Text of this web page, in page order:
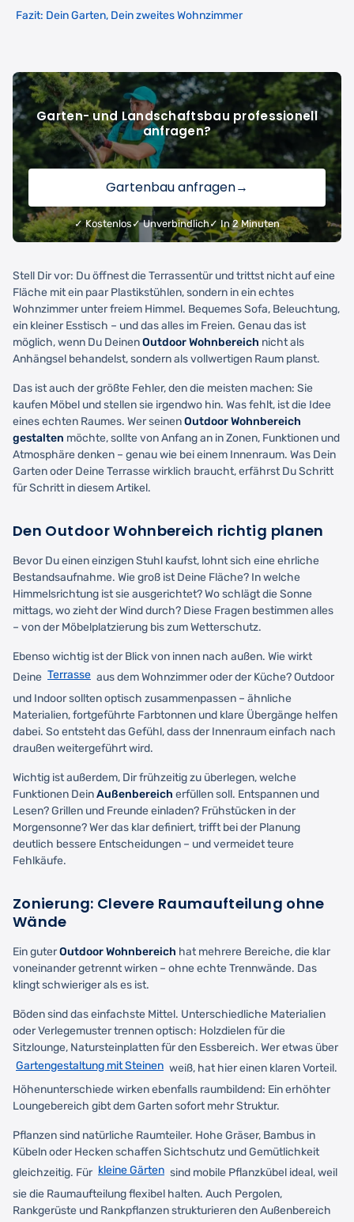
Fazit: Dein Garten, Dein zweites Wohnzimmer
Garten- und Landschaftsbau professionell
anfragen?
Gartenbau anfragen→
✓ Kostenlos ✓ Unverbindlich✓ In 2 Minuten
Stell Dir vor: Du öffnest die Terrassentür und trittst nicht auf eine
Fläche mit ein paar Plastikstühlen, sondern in ein echtes
Wohnzimmer unter freiem Himmel. Bequemes Sofa, Beleuchtung,
ein kleiner Esstisch – und das alles im Freien. Genau das ist
möglich, wenn Du DeinenOutdoor Wohnbereich nicht als
Anhängsel behandelst, sondern als vollwertigen Raum planst.
Das ist auch der größte Fehler, den die meisten machen: Sie
kaufen Möbel und stellen sie irgendwo hin. Was fehlt, ist die Idee
eines echten Raumes. Wer seinenOutdoor Wohnbereich
gestalten möchte, sollte von Anfang an in Zonen, Funktionen und
Atmosphäre denken – genau wie bei einem Innenraum. Was Dein
Garten oder Deine Terrasse wirklich braucht, erfährst Du Schritt
für Schritt in diesem Artikel.
Den Outdoor Wohnbereich richtig planen
Bevor Du einen einzigen Stuhl kaufst, lohnt sich eine ehrliche
Bestandsaufnahme. Wie groß ist Deine Fläche? In welche
Himmelsrichtung ist sie ausgerichtet? Wo schlägt die Sonne
mittags, wo zieht der Wind durch? Diese Fragen bestimmen alles
– von der Möbelplatzierung bis zum Wetterschutz.
Ebenso wichtig ist der Blick von innen nach außen. Wie wirkt
Deine Terrasse aus dem Wohnzimmer oder der Küche? Outdoor
und Indoor sollten optisch zusammenpassen – ähnliche
Materialien, fortgeführte Farbtonnen und klare Übergänge helfen
dabei. So entsteht das Gefühl, dass der Innenraum einfach nach
draußen weitergeführt wird.
Wichtig ist außerdem, Dir frühzeitig zu überlegen, welche
Funktionen DeinAußenbereich erfüllen soll. Entspannen und
Lesen? Grillen und Freunde einladen? Frühstücken in der
Morgensonne? Wer das klar definiert, trifft bei der Planung
deutlich bessere Entscheidungen – und vermeidet teure
Fehlkäufe.
Zonierung: Clevere Raumaufteilung ohne
Wände
Ein guterOutdoor Wohnbereich hat mehrere Bereiche, die klar
voneinander getrennt wirken – ohne echte Trennwände. Das
klingt schwieriger als es ist.
Böden sind das einfachste Mittel. Unterschiedliche Materialien
oder Verlegemuster trennen optisch: Holzdielen für die
Sitzlounge, Natursteinplatten für den Essbereich. Wer etwas über
Gartengestaltung mit Steinen weiß, hat hier einen klaren Vorteil.
Höhenunterschiede wirken ebenfalls raumbildend: Ein erhöhter
Loungebereich gibt dem Garten sofort mehr Struktur.
Pflanzen sind natürliche Raumteiler. Hohe Gräser, Bambus in
Kübeln oder Hecken schaffen Sichtschutz und Gemütlichkeit
gleichzeitig. Für kleine Gärten sind mobile Pflanzkübel ideal, weil
sie die Raumaufteilung flexibel halten. Auch Pergolen,
Rankgerüste und Rankpflanzen strukturieren den Außenbereich